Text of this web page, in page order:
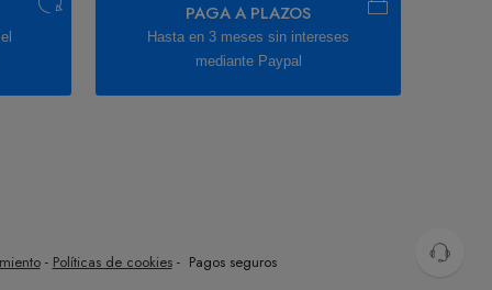
PAGA A PLAZOS
Hasta en 3 meses sin intereses
mediante Paypal
- Políticas de cookies- Pagos seguros